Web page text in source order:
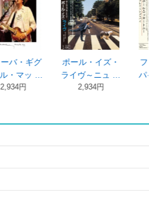
ポール・イズ・
ライヴ～ニュ …
2,934円
フレイミング・
パイポール・ …
2,934円